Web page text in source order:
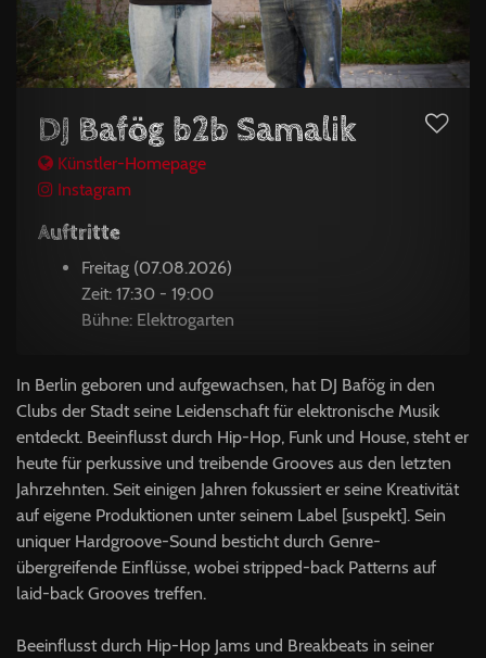
DJ Bafög b2b Samalik
Künstler-Homepage
Instagram
Auftritte
Freitag (07.08.2026)
Zeit: 17:30 - 19:00
Bühne: Elektrogarten
In Berlin geboren und aufgewachsen, hat DJ Bafög in den
Clubs der Stadt seine Leidenschaft für elektronische Musik
entdeckt. Beeinflusst durch Hip-Hop, Funk und House, steht er
heute für perkussive und treibende Grooves aus den letzten
Jahrzehnten. Seit einigen Jahren fokussiert er seine Kreativität
auf eigene Produktionen unter seinem Label [suspekt]. Sein
uniquer Hardgroove-Sound besticht durch Genre-
übergreifende Einflüsse, wobei stripped-back Patterns auf
laid-back Grooves treffen.
Beeinflusst durch Hip-Hop Jams und Breakbeats in seiner